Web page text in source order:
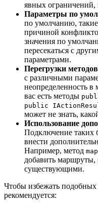
явных ограничений,
Параметры по
по умолчанию,
причиной
значения по
пересекаться с
параметрами.
Перегрузки
с различными
неопределенность
вас есть методы
public
может не знать,
Использование
Подключение таких
внести
Например, метод
добавить маршруты,
существующими.
Чтобы избежать подобных
рекомендуется: